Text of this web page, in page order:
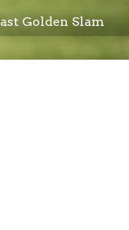
Golden Slam